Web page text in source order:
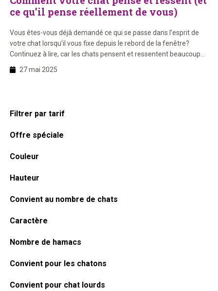
ce qu’il pense réellement de vous)
Vous êtes-vous déjà demandé ce qui se passe dans l’esprit de
votre chat lorsqu’il vous fixe depuis le rebord de la fenêtre?
Continuez à lire, car les chats pensent et ressentent beaucoup
plus que vous ne pourriez l’imaginer! Sur cette page, vous
apprendrez: 1. Les chats peuvent-ils penser ? Les chats peuvent
27 mai 2025
Barre
latérale
principale
Filtrer par tarif
Offre spéciale
Couleur
Hauteur
Convient au nombre de chats
Caractère
Nombre de hamacs
Convient pour les chatons
Convient pour chat lourds